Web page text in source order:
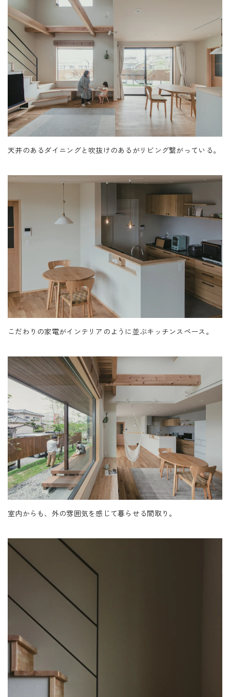
資料請求
REQUEST INFO
お問い合わせ
無料相談会
CONSULTATION
電話からのお問い合わせ
受付時間 9:00-18:00 火・水定休日
0545-63-0123
プライバシーポリシー
家。特徴的なのは、リビングの南側に設けた木のベン
チ。FIX窓の下から階段まで続く長さがあり、奥様とお子
さんがゆったりと座れてお庭をいつでも見ることができ
る。 ベンチがあるリビングから上を見ると、吹抜けか
らキャットウォークや杉の梁、レッドシダーが貼られた
天井が見える。リビングには幅広のオークの床材が敷き
詰められフジモクの家のご提案としている「庭のある暮
らし」を木の空間で楽しむことができるお家だ。 奥様
がこだわったキッチンからは扉を開けると玄関や水周
う一つの特徴だ。寝室が1階に設けられていて、将来の生
活スタイルをイメージした間取りになっている。 愛猫
が自由に出入りできるよう扉に設けた凹みや、玄関ホー
ルからダイニングへ入る造作の木製扉など、好きなもの
に囲まれて暮らしを楽しまれているY様邸。光と風がさわ
やかに入りいつも家の中が新鮮な状態で心地よい時間を
送っていただけそうだ。
天井のあるダイニングと吹抜けのあるがリビング繋がっている。
こだわりの家電がインテリアのように並ぶキッチンスペース。
室内からも、外の雰囲気を感じて暮らせる間取り。